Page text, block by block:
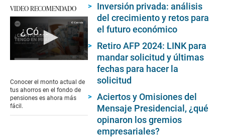
VIDEO RECOMENDADO
¿Cómo saber cuánto dinero tengo en mi AFP?
of
2
minutes,
56
Conocer el monto actual de
tus ahorros en el fondo de
pensiones es ahora más
fácil.
Inversión privada: análisis
del crecimiento y retos para
el futuro económico
Retiro AFP 2024: LINK para
mandar solicitud y últimas
fechas para hacer la
solicitud
Aciertos y Omisiones del
Mensaje Presidencial, ¿qué
opinaron los gremios
empresariales?